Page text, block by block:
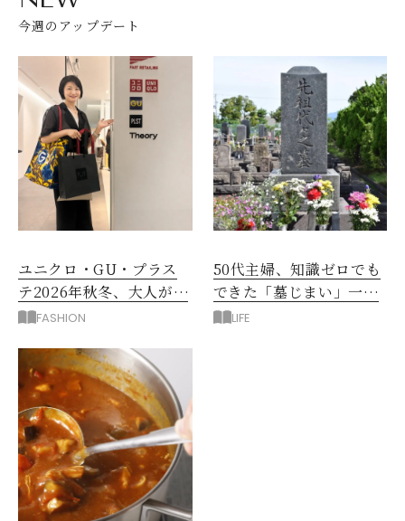
今週のアップデート
ユニクロ・GU・プラス
テ2026年秋冬、大人が着
たい新作服は？
FASHION
50代主婦、知識ゼロでも
できた「墓じまい」一つ
後悔したのは、ある順
LIFE